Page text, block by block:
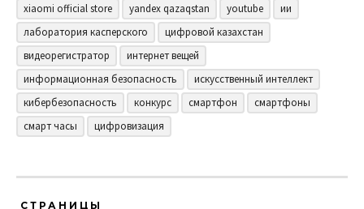
xiaomi official store
yandex qazaqstan youtube
ии
лаборатория касперского
цифровой казахстан
видеорегистратор
интернет вещей
информационная безопасность
искусственный интеллект
кибербезопасность
конкурс смартфон
смартфоны
смарт часы
цифровизация
СТРАНИЦЫ